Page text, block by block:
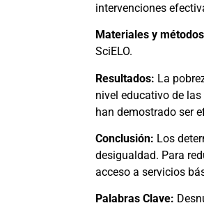
intervenciones
Materiales y
SciELO.
Resultados: La
nivel educativo de
han demostrado ser
Conclusión: Los
desigualdad. Para
acceso a servicios
Palabras Clave: